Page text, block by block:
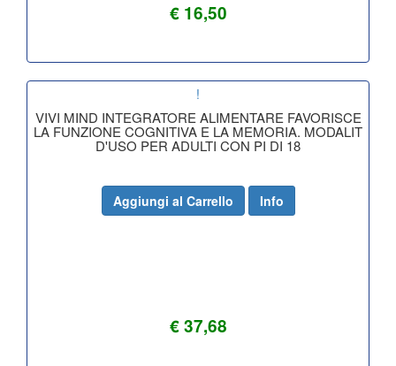
€ 16,50
!
VIVI MIND INTEGRATORE ALIMENTARE FAVORISCE
LA FUNZIONE COGNITIVA E LA MEMORIA. MODALIT
D'USO PER ADULTI CON PI DI 18
€ 37,68
Aggiungi al Carrello Info